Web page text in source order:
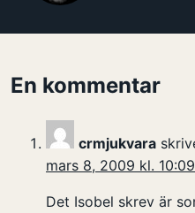
En kommentar
crmjukvara
mars 8, 2009 kl.
Det Isobel skrev är